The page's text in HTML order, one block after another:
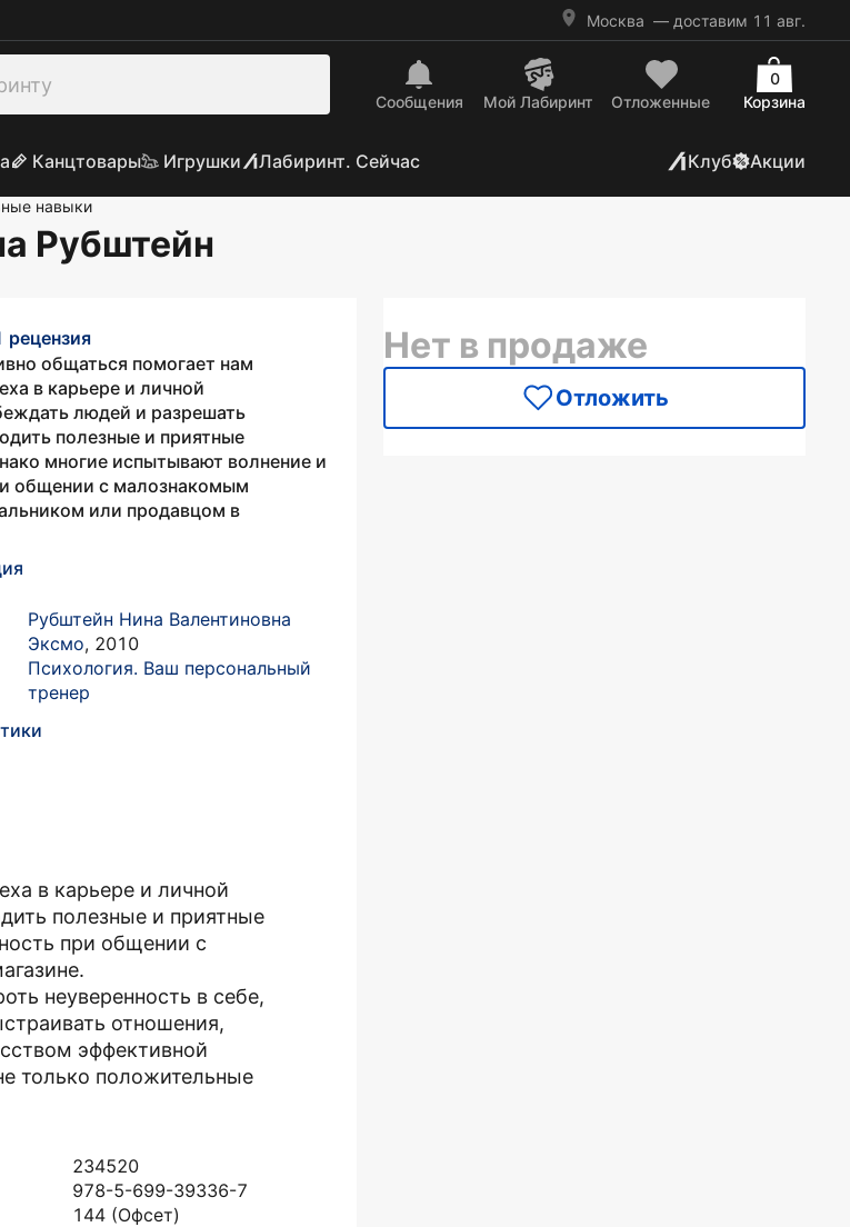
Москва — доставим 11 авг.
Сообщения Mой Лабиринт Отложенные Корзина
0
Канцтовары Игрушки Лабиринт. Сейчас Клуб Акции
навыки
Рубштейн
рецензия
общаться помогает нам
в карьере и личной
людей и разрешать
полезные и приятные
многие испытывают волнение и
общении с малознакомым
или продавцом в
Рубштейн Нина Валентиновна
Эксмо, 2010
Психология. Ваш персональный
тренер
в карьере и личной
полезные и приятные
при общении с
неуверенность в себе,
отношения,
эффективной
только положительные
234520
978-5-699-39336-7
144 (Офсет)
Нет в продаже
Отложить